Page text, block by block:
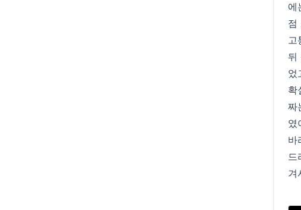
에
점
고
뒤
었
확
짜
였
바
드
겨